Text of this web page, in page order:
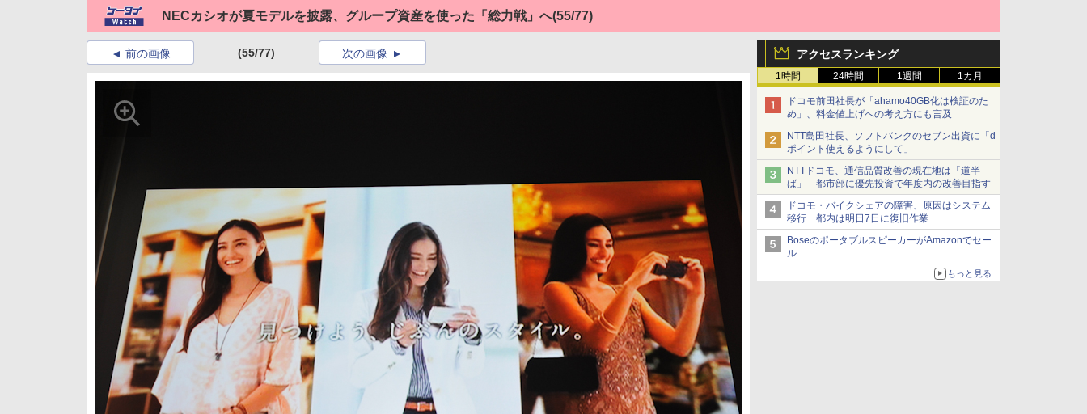
NECカシオが夏モデルを披露、グループ資産を使った「総力戦」へ(55/77)
アクセスランキング
1時間 24時間 1週間 1カ月
ドコモ前田社長が「ahamo40GB化は検証のた
め」、料金値上げへの考え方にも言及
NTT島田社長、ソフトバンクのセブン出資に「d
ポイント使えるようにして」
NTTドコモ、通信品質改善の現在地は「道半
ば」 都市部に優先投資で年度内の改善目指す
ドコモ・バイクシェアの障害、原因はシステム
移行 都内は明日7日に復旧作業
BoseのポータブルスピーカーがAmazonでセー
ル
もっと見る
前の画像 (55/77) 次の画像